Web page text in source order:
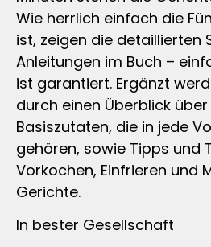
Wie herrlich einfach die
ist, zeigen die
Anleitungen im Buch –
ist garantiert. Ergänzt
durch einen Überblick
Basiszutaten, die in jede
gehören, sowie Tipps und
Vorkochen, Einfrieren und
Gerichte.
In bester Gesellschaft